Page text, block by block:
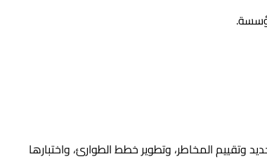
المخاطر، وتطوير خطط الطوارئ، واختبارها